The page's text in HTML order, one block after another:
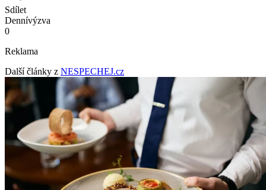
Sdílet
Dennívýzva
0
Reklama
Další články z NESPECHEJ.cz